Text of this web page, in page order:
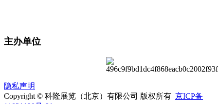
主办单位
隐私声明
Copyright © 科隆展览（北京）有限公司 版权所有 京ICP备